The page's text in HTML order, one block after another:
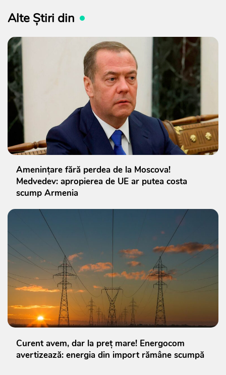
Alte Știri din
Amenințare fără perdea de la Moscova!
Medvedev: apropierea de UE ar putea costa
scump Armenia
Curent avem, dar la preț mare! Energocom
avertizează: energia din import rămâne scumpă